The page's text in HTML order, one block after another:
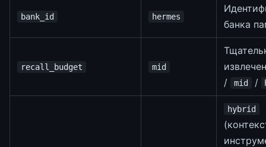
bank_id hermes
банка
recall_budget mid
/
mid /
hybrid